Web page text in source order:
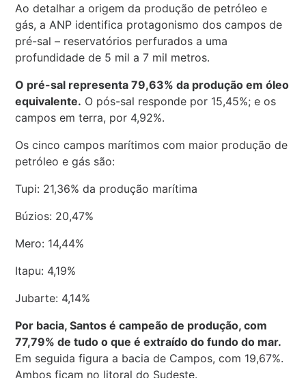
Ao detalhar a origem da produção de petróleo e
gás, a ANP identifica protagonismo dos campos de
pré-sal – reservatórios perfurados a uma
profundidade de 5 mil a 7 mil metros.
O pré-sal representa 79,63% da produção em óleo
equivalente. O pós-sal responde por 15,45%; e os
campos em terra, por 4,92%.
Os cinco campos marítimos com maior produção de
petróleo e gás são:
Tupi: 21,36% da produção marítima
Búzios: 20,47%
Mero: 14,44%
Itapu: 4,19%
Jubarte: 4,14%
Por bacia, Santos é campeão de produção, com
77,79% de tudo o que é extraído do fundo do mar.
Em seguida figura a bacia de Campos, com 19,67%.
Ambos ficam no litoral do Sudeste.